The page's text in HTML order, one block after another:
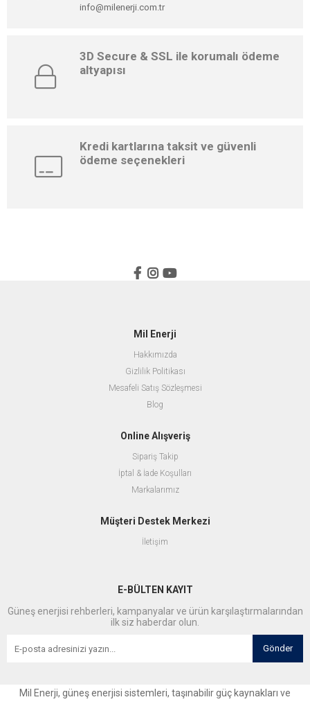
info@milenerji.com.tr
3D Secure & SSL ile korumalı ödeme
altyapısı
Kredi kartlarına taksit ve güvenli
ödeme seçenekleri
Mil Enerji
Hakkımızda
Gizlilik Politikası
Mesafeli Satış Sözleşmesi
Blog
Online Alışveriş
Sipariş Takip
İptal & İade Koşulları
Markalarımız
Müşteri Destek Merkezi
İletişim
E-BÜLTEN KAYIT
Güneş enerjisi rehberleri, kampanyalar ve ürün karşılaştırmalarından
ilk siz haberdar olun.
Gönder
Mil Enerji, güneş enerjisi sistemleri, taşınabilir güç kaynakları ve